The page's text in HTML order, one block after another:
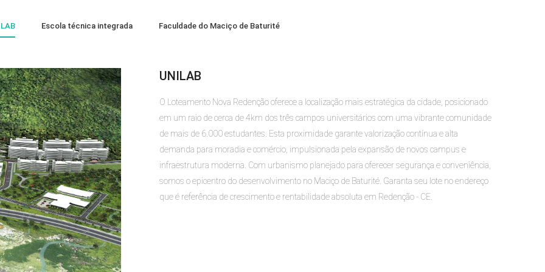
Escola técnica integrada Faculdade do Maciço de Baturité
UNILAB
O Loteamento Nova Redenção oferece a localização mais estratégica da cidade, posicionado
em um raio de cerca de 4km dos três campos universitários com uma vibrante comunidade
de mais de 6.000 estudantes. Esta proximidade garante valorização contínua e alta
demanda para moradia e comércio, impulsionada pela expansão de novos campus e
infraestrutura moderna. Com urbanismo planejado para oferecer segurança e conveniência,
somos o epicentro do desenvolvimento no Maciço de Baturité. Garanta seu lote no endereço
que é referência de crescimento e rentabilidade absoluta em Redenção - CE.